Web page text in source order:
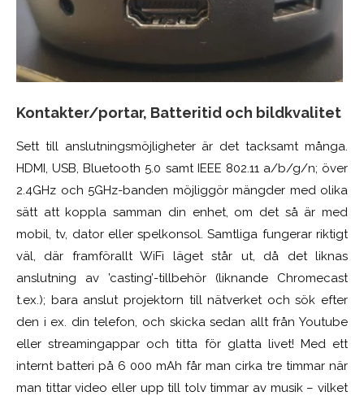
Kontakter/portar, Batteritid och bildkvalitet
Sett till anslutningsmöjligheter är det tacksamt många.
HDMI, USB, Bluetooth 5.0 samt IEEE 802.11 a/b/g/n; över
2.4GHz och 5GHz-banden möjliggör mängder med olika
sätt att koppla samman din enhet, om det så är med
mobil, tv, dator eller spelkonsol. Samtliga fungerar riktigt
väl, där framförallt WiFi läget står ut, då det liknas
anslutning av ’casting’-tillbehör (liknande Chromecast
t.ex.); bara anslut projektorn till nätverket och sök efter
den i ex. din telefon, och skicka sedan allt från Youtube
eller streamingappar och titta för glatta livet! Med ett
internt batteri på 6 000 mAh får man cirka tre timmar när
man tittar video eller upp till tolv timmar av musik – vilket